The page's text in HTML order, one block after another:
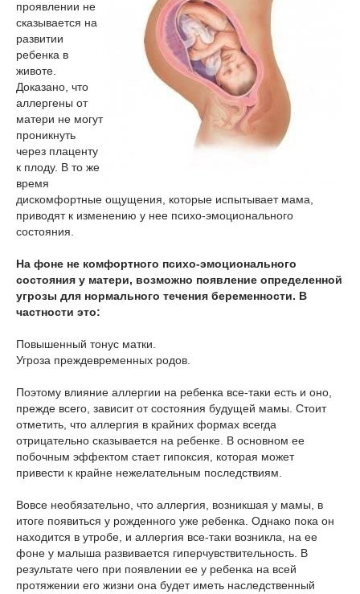
проявлении не
сказывается на
развитии
ребенка в
животе.
Доказано, что
аллергены от
матери не могут
проникнуть
через плаценту
к плоду. В то же
время
дискомфортные ощущения, которые испытывает мама,
приводят к изменению у нее психо-эмоционального
состояния.
На фоне не комфортного психо-эмоционального
состояния у матери, возможно появление определенной
угрозы для нормального течения беременности. В
частности это:
Повышенный тонус матки.
Угроза преждевременных родов.
Поэтому влияние аллергии на ребенка все-таки есть и оно,
прежде всего, зависит от состояния будущей мамы. Стоит
отметить, что аллергия в крайних формах всегда
отрицательно сказывается на ребенке. В основном ее
побочным эффектом стает гипоксия, которая может
привести к крайне нежелательным последствиям.
Вовсе необязательно, что аллергия, возникшая у мамы, в
итоге появиться у рожденного уже ребенка. Однако пока он
находится в утробе, и аллергия все-таки возникла, на ее
фоне у малыша развивается гиперчувствительность. В
результате чего при появлении ее у ребенка на всей
протяжении его жизни она будет иметь наследственный